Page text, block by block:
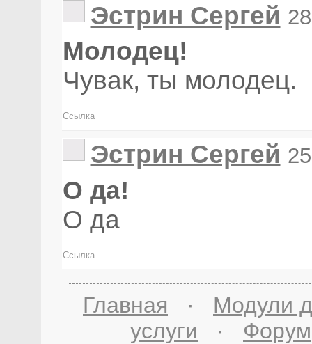
Эстрин Сергей
Молодец!
Чувак, ты молодец.
Ссылка
Эстрин Сергей
О да!
О да
Ссылка
Главная · Модули
услуги · Форум